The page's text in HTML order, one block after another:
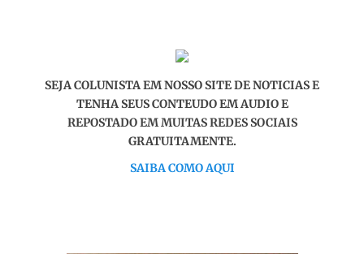
SEJA COLUNISTA EM NOSSO SITE DE NOTICIAS E
TENHA SEUS CONTEUDO EM AUDIO E
REPOSTADO EM MUITAS REDES SOCIAIS
GRATUITAMENTE.
SAIBA COMO AQUI